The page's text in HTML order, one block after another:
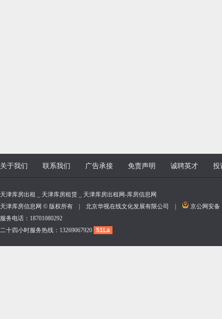
关于我们 联系我们 广告承接 免责声明 诚聘英才 投
天津库房出租 _ 天津库房租赁 _ 天津库房出租网-库房信息网
天津库房信息网 © 版权所有 | 北京华视在线文化发展有限公司 |
京公网安备
服务电话：18701080292
二十四小时服务热线：13269067920 51La